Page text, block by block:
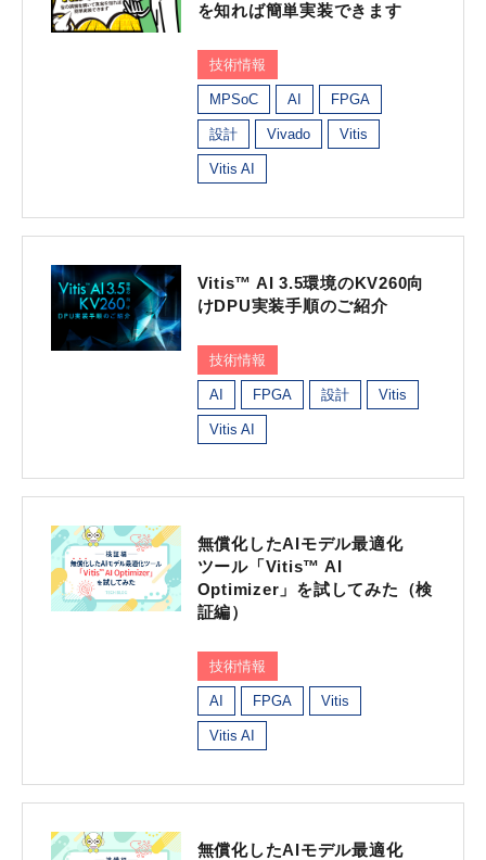
を知れば簡単実装できます
技術情報
MPSoC AI FPGA
設計 Vivado Vitis
Vitis AI
Vitis™ AI 3.5環境のKV260向
けDPU実装手順のご紹介
技術情報
AI FPGA 設計 Vitis
Vitis AI
無償化したAIモデル最適化
ツール「Vitis™ AI
Optimizer」を試してみた（検
証編）
技術情報
AI FPGA Vitis
Vitis AI
無償化したAIモデル最適化